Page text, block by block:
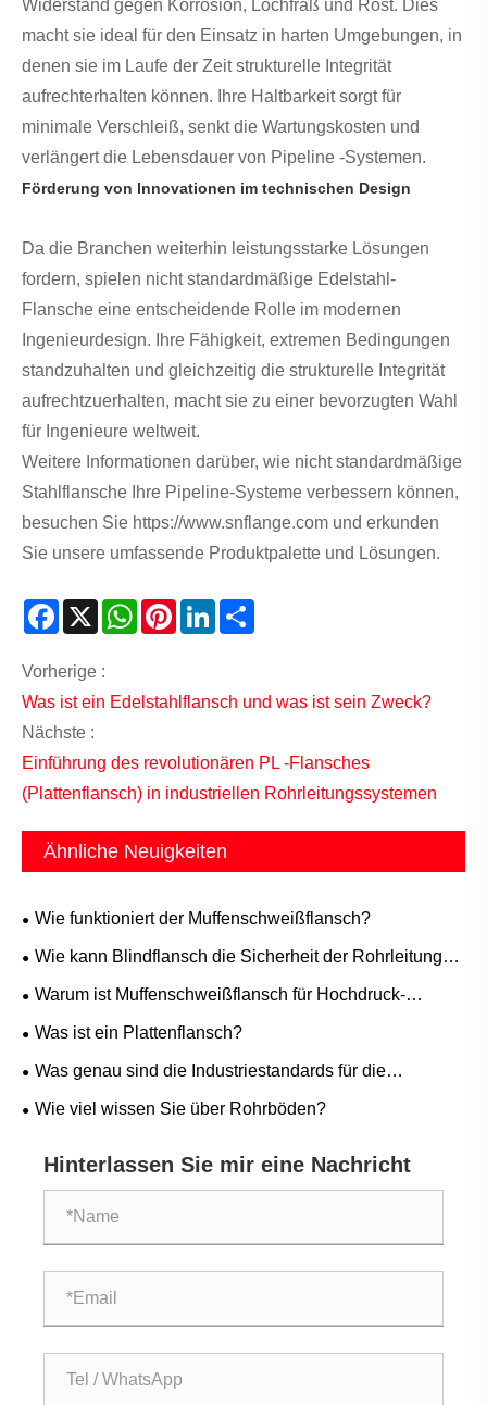
Widerstand gegen Korrosion, Lochfraß und Rost. Dies
macht sie ideal für den Einsatz in harten Umgebungen, in
denen sie im Laufe der Zeit strukturelle Integrität
aufrechterhalten können. Ihre Haltbarkeit sorgt für
minimale Verschleiß, senkt die Wartungskosten und
verlängert die Lebensdauer von Pipeline -Systemen.
Förderung von Innovationen im technischen Design
Da die Branchen weiterhin leistungsstarke Lösungen
fordern, spielen nicht standardmäßige Edelstahl-
Flansche eine entscheidende Rolle im modernen
Ingenieurdesign. Ihre Fähigkeit, extremen Bedingungen
standzuhalten und gleichzeitig die strukturelle Integrität
aufrechtzuerhalten, macht sie zu einer bevorzugten Wahl
für Ingenieure weltweit.
Weitere Informationen darüber, wie nicht standardmäßige
Stahlflansche Ihre Pipeline-Systeme verbessern können,
besuchen Sie https://www.snflange.com und erkunden
Sie unsere umfassende Produktpalette und Lösungen.
Facebook
X WhatsAppPinterestLinkedIn
Vorherige :
Was ist ein Edelstahlflansch und was ist sein Zweck?
Nächste :
Einführung des revolutionären PL -Flansches
(Plattenflansch) in industriellen Rohrleitungssystemen
Ähnliche Neuigkeiten
Wie funktioniert der Muffenschweißflansch?
Wie kann Blindflansch die Sicherheit der Rohrleitung
und eine einfache Wartung gewährleisten?
Warum ist Muffenschweißflansch für Hochdruck-
Rohrleitungssysteme unerlässlich?
Was ist ein Plattenflansch?
Was genau sind die Industriestandards für die
Herstellung von Rohlingen?
Wie viel wissen Sie über Rohrböden?
Hinterlassen Sie mir eine Nachricht